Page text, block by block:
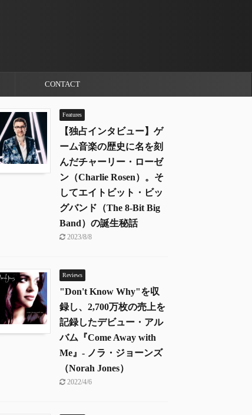
CONTACT
Features
【独占インタビュー】ゲ
ーム音楽の歴史に名を刻
んだチャーリー・ローゼ
ン（Charlie Rosen）。そ
してエイトビット・ビッ
グバンド（The 8-Bit Big
Band）の誕生秘話
2023/8/8
Reviews
"Don't Know Why"を収
録し、2,700万枚の売上を
記録したデビュー・アル
バム『Come Away with
Me』- ノラ・ジョーンズ
（Norah Jones）
2022/4/6